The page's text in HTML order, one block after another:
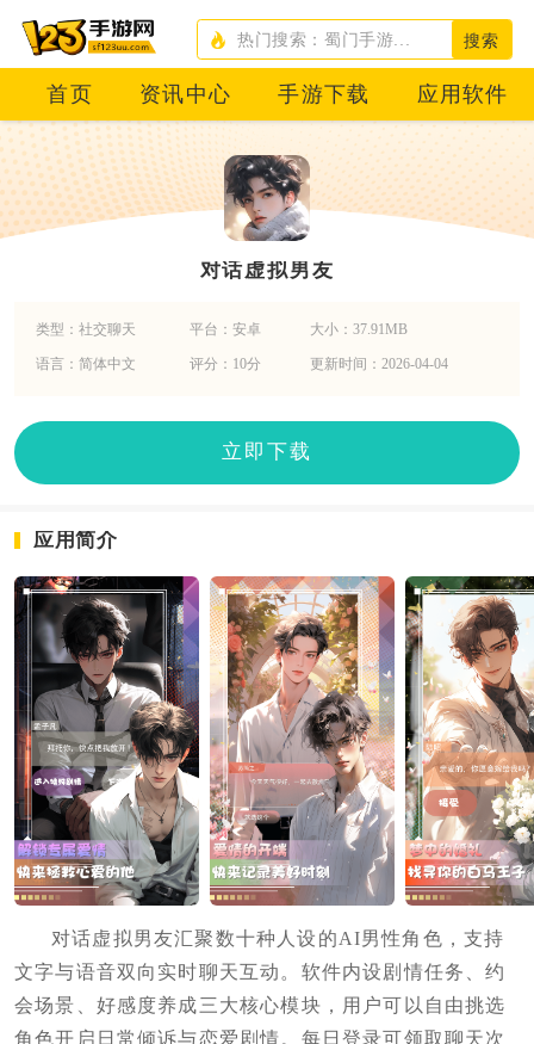
搜索
首页 资讯中心 手游下载 应用软件
对话虚拟男友
类型：社交聊天 平台：安卓 大小：37.91MB
语言：简体中文 评分：10分 更新时间：2026-04-04
立即下载
应用简介
对话虚拟男友汇聚数十种人设的AI男性角色，支持
文字与语音双向实时聊天互动。软件内设剧情任务、约
会场景、好感度养成三大核心模块，用户可以自由挑选
角色开启日常倾诉与恋爱剧情。每日登录可领取聊天次